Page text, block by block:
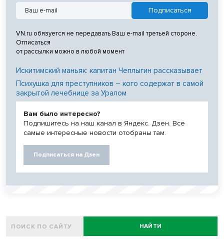
VN.ru обязуется не передавать Ваш e-mail третьей стороне.
Отписаться
от рассылки можно в любой момент
Искитимский маньяк: капитан Чеплыгин рассказывает
Психушка для преступников – кого содержат в самой
закрытой лечебнице за Уралом
Вам было интересно?
Подпишитесь на наш канал в Яндекс. Дзен. Все
самые интересные новости отобраны там.
Подписаться на Дзен
НАЙТИ